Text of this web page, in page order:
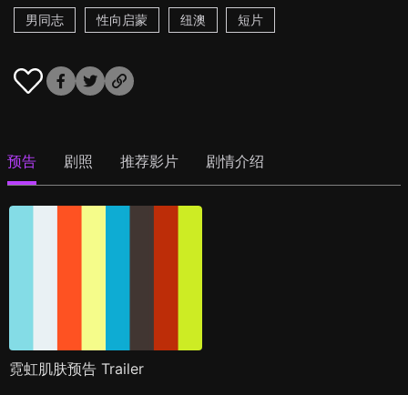
男同志
性向启蒙 纽澳 短片
预告 剧照 推荐影片 剧情介绍
霓虹肌肤预告 Trailer